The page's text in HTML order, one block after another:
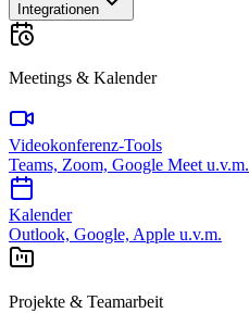
Integrationen
Meetings & Kalender
Videokonferenz-Tools
Teams, Zoom, Google Meet u.v.m.
Kalender
Outlook, Google, Apple u.v.m.
Projekte & Teamarbeit